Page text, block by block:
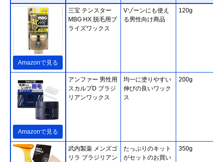
Amazonで見る
三宝 テンスター
MBG HX 脱毛用ブ
ライズワックス
Vゾーンにも使え
る男性向け商品
120g
Amazonで見る
アンファー 男性用
スカルプD ブラジ
リアンワックス
均一に塗りやすい
伸びの良いワック
ス
200g
武内製薬 メンズゴ
リラ ブラジリアン
たっぷりのキット
がセットのお買い
350g